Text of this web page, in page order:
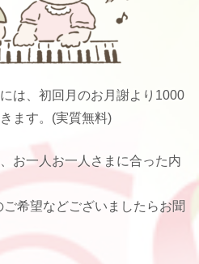
は、初回月のお月謝より1000
ます。(実質無料)
お一人お一人さまに合った内
希望などございましたらお聞